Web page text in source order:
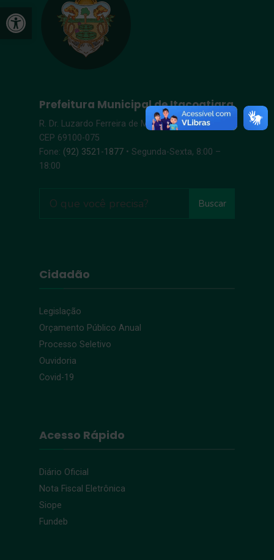
Open toolbar
Prefeitura Municipal de Itacoatiara
R. Dr. Luzardo Ferreira de Melo, s/n – Centro |
CEP 69100-075
Fone: (92) 3521-1877 • Segunda-Sexta, 8:00 –
18:00
Buscar
Cidadão
Legislação
Orçamento Público Anual
Processo Seletivo
Ouvidoria
Covid-19
Acesso Rápido
Diário Oficial
Nota Fiscal Eletrônica
Siope
Fundeb